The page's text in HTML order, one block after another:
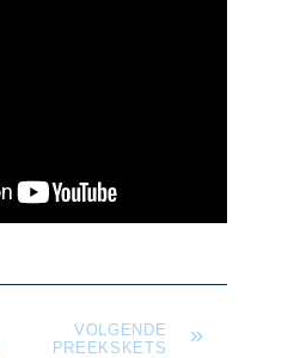
»
VOLGENDE
PREEKSKETS